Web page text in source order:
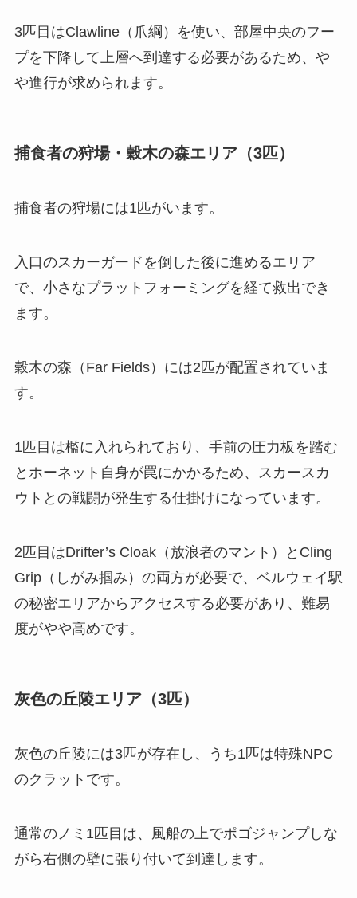
3匹目はClawline（爪綱）を使い、部屋中央のフー
プを下降して上層へ到達する必要があるため、や
や進行が求められます。
捕食者の狩場・穀木の森エリア（3匹）
捕食者の狩場には1匹がいます。
入口のスカーガードを倒した後に進めるエリア
で、小さなプラットフォーミングを経て救出でき
ます。
穀木の森（Far Fields）には2匹が配置されていま
す。
1匹目は檻に入れられており、手前の圧力板を踏む
とホーネット自身が罠にかかるため、スカースカ
ウトとの戦闘が発生する仕掛けになっています。
2匹目はDrifter’s Cloak（放浪者のマント）とCling
Grip（しがみ掴み）の両方が必要で、ベルウェイ駅
の秘密エリアからアクセスする必要があり、難易
度がやや高めです。
灰色の丘陵エリア（3匹）
灰色の丘陵には3匹が存在し、うち1匹は特殊NPC
のクラットです。
通常のノミ1匹目は、風船の上でポゴジャンプしな
がら右側の壁に張り付いて到達します。